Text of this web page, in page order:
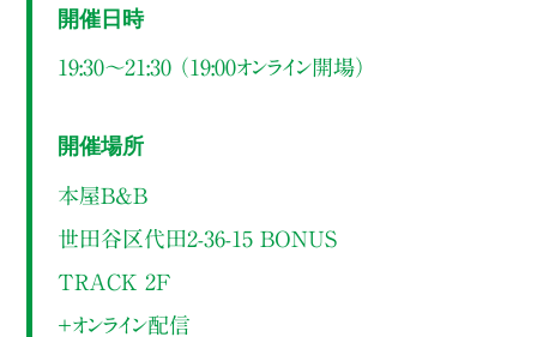
開催日時
19:30～21:30 （19:00オンライン開場）
開催場所
本屋B&B
世田谷区代田2-36-15 BONUS
TRACK 2F
＋オンライン配信